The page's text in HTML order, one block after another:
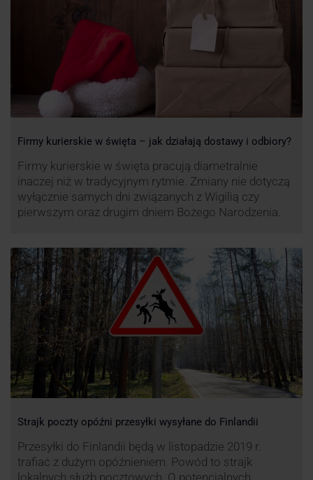
Firmy kurierskie w święta – jak działają dostawy i odbiory?
Firmy kurierskie w święta pracują diametralnie
inaczej niż w tradycyjnym rytmie. Zmiany nie dotyczą
wyłącznie samych dni związanych z Wigilią czy
pierwszym oraz drugim dniem Bożego Narodzenia.
Strajk poczty opóźni przesyłki wysyłane do Finlandii
Przesyłki do Finlandii będą w listopadzie 2019 r.
trafiać z dużym opóźnieniem. Powód to strajk